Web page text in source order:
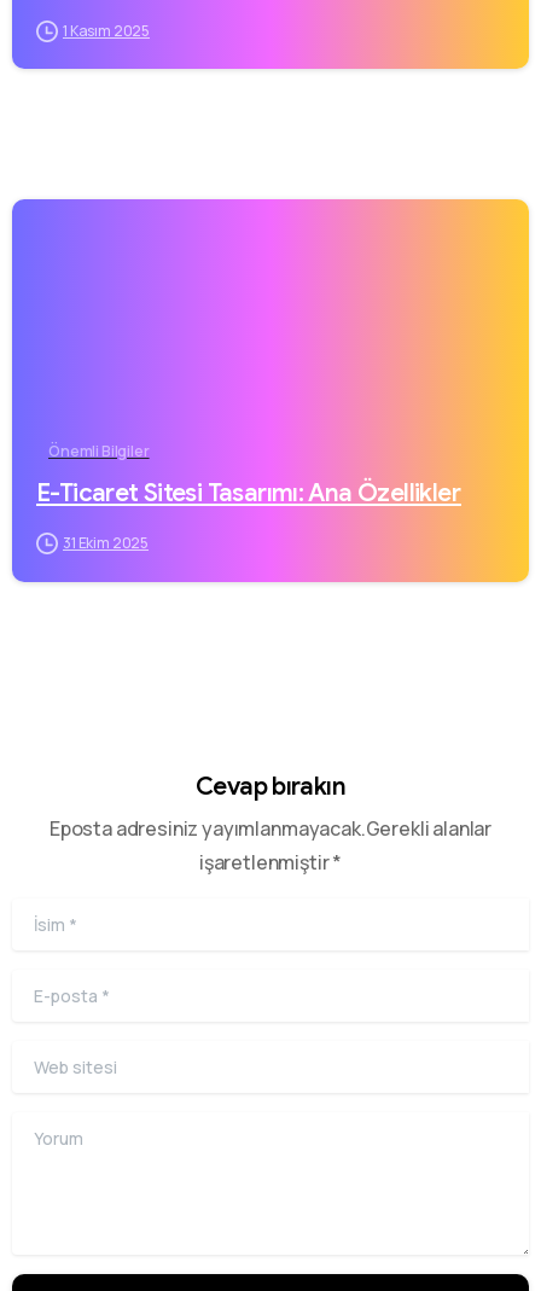
1 Kasım 2025
Önemli Bilgiler
E-Ticaret Sitesi Tasarımı: Ana Özellikler
31 Ekim 2025
Cevap bırakın
Eposta adresiniz yayımlanmayacak.Gerekli alanlar
işaretlenmiştir *
İsim
E-posta *
Web sitesi
Yorum